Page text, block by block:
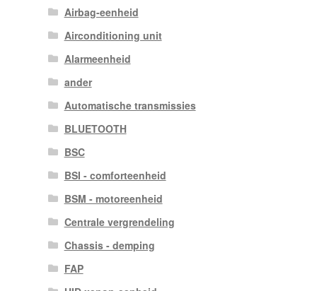
Airbag-eenheid
Airconditioning unit
Alarmeenheid
ander
Automatische transmissies
BLUETOOTH
BSC
BSI - comforteenheid
BSM - motoreenheid
Centrale vergrendeling
Chassis - demping
FAP